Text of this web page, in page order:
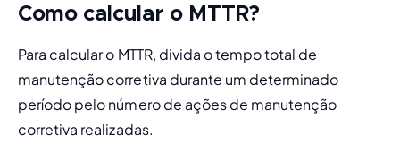
Como calcular o MTTR?
Para calcular o MTTR, divida o tempo total de
manutenção corretiva durante um determinado
período pelo número de ações de manutenção
corretiva realizadas.